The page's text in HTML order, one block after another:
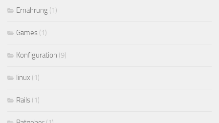
Ernährung (1)
Games (1)
Konfiguration (9)
linux (1)
Rails (1)